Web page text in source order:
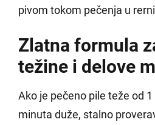
pivom tokom pečenja u
Zlatna formula
težine i delove
Ako je pečeno pile teže od
minuta duže, stalno